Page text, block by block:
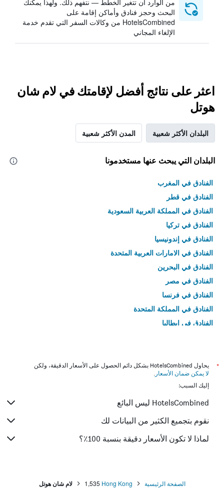
من الوارد أن تتغير الخطط — نتفهم ذلك. ولهذا يمكنك
البحث وحجز فنادق وأماكن إقامة على
HotelsCombined من وكالات السفر التي تقدم خدمة
الإلغاء المجاني
اعثر على نتائج أفضل لإقامتك في لام شان
هوتل
البلدان الأكثر شعبية المدن الأكثر شعبية
البلدان التي يبحث عنها مستخدمونا
الفنادق في المغرب
الفنادق في قطر
الفنادق في المملكة العربية السعودية
الفنادق في تركيا
الفنادق في إندونيسيا
الفنادق في الامارات العربية المتحدة
الفنادق في البحرين
الفنادق في مصر
الفنادق في فرنسا
الفنادق في المملكة المتحدة
الفنادق في إيطاليا
*
يحاول HotelsCombined بشكل دائم الحصول على الأسعار الدقيقة، ولكن
لا يمكن ضمان الأسعار .
إليك السبب:
HotelsCombined ليس البائع
نقوم بتجميع الكثير من البيانات لك
لماذا لا تكون الأسعار دقيقة بنسبة 100٪؟
الصفحة الرئيسية Hong Kong
1,535 لام شان هوتل